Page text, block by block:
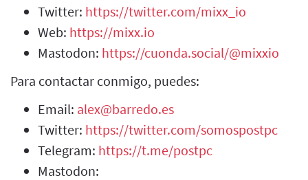
Twitter: https://twitter.com/mixx_io
Web: https://mixx.io
Mastodon: https://cuonda.social/@mixxio
Para contactar conmigo, puedes:
Email: alex@barredo.es
Twitter: https://twitter.com/somospostpc
Telegram: https://t.me/postpc
Mastodon: